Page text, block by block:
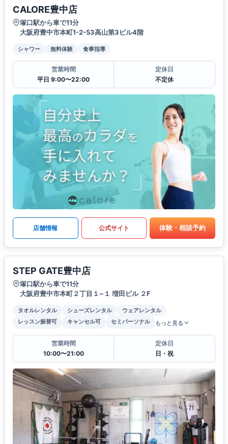
CALORE豊中店
塚口駅から車で11分
大阪府豊中市本町1-2-53高山第3ビル4階
シャワー 無料体験 食事指導
営業時間
平日 9:00〜22:00
定休日
不定休
店舗情報 公式サイト 体験・相談予約
STEP GATE豊中店
塚口駅から車で11分
大阪府豊中市本町２丁目１−１ 増田ビル ２F
タオルレンタル シューズレンタル
ウェアレンタル
レッスン振替可
キャンセル可 セミパーソナル もっと見る
営業時間
10:00〜21:00
定休日
日・祝